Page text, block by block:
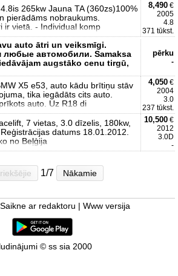
265kw Jauna TA (360zs)100%
pierādāms nobraukums.
ir vietā. - Individual komp
8,490 €
2005
4.8
371 tūkst.
auto ātri un veiksmīgi.
любые автомобили. Samaksa
augstāko cenu tirgū,
pērku
-
X5 e53, auto kādu brītiņu stāv
tika iegādāts cits auto.
auto. Uz R18 di
4,050 €
2004
3.0
237 tūkst.
7 vietas, 3.0 dīzelis, 180kw,
datums 18.01.2012.
no Beļģija
10,500 €
2012
3.0D
-
1/7 Nākamie
Saikne ar redaktoru Www versija
© ss sia 2000